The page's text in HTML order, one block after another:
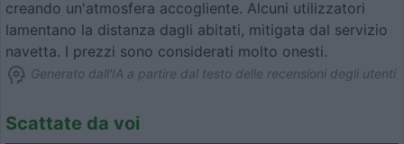
creando un'atmosfera accogliente. Alcuni utilizzatori
lamentano la distanza dagli abitati, mitigata dal servizio
navetta. I prezzi sono considerati molto onesti.
Generato dall'IA a partire dal testo delle recensioni degli utenti
Scattate da voi